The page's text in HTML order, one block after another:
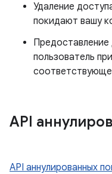
Удаление
покидают вашу
Предоставление
пользователь
API
API аннулированных